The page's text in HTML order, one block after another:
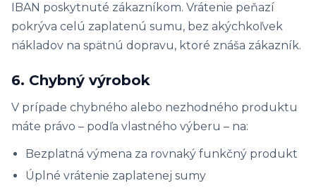
IBAN poskytnuté zákazníkom. Vrátenie peňazí
pokrýva celú zaplatenú sumu, bez akýchkoľvek
nákladov na spätnú dopravu, ktoré znáša zákazník.
6. Chybný výrobok
V prípade chybného alebo nezhodného produktu
máte právo – podľa vlastného výberu – na:
Bezplatná výmena za rovnaký funkčný produkt
Úplné vrátenie zaplatenej sumy